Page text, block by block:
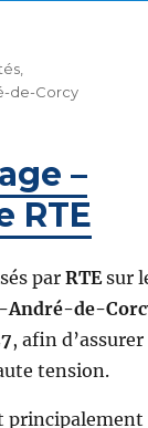
,
de-Corcy
–
RTE
par RTEsur
André-de-
, afin d’assurer
tension.
principalement